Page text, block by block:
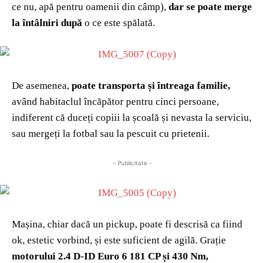
ce nu, apă pentru oamenii din câmp), dar se poate merge
la întâlniri după o ce este spălată.
De asemenea, poate transporta și întreaga familie,
având habitaclul încăpător pentru cinci persoane,
indiferent că duceți copiii la școală și nevasta la serviciu,
sau mergeți la fotbal sau la pescuit cu prietenii.
- Publicitate -
Mașina, chiar dacă un pickup, poate fi descrisă ca fiind
ok, estetic vorbind, și este suficient de agilă. Grație
motorului 2.4 D-ID Euro 6 181 CP și 430 Nm,